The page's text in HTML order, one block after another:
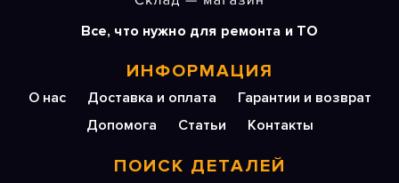
Все, что нужно для ремонта и ТО
ИНФОРМАЦИЯ
О нас Доставка и оплата
Гарантии и возврат
Допомога
Статьи Контакты
ПОИСК ДЕТАЛЕЙ